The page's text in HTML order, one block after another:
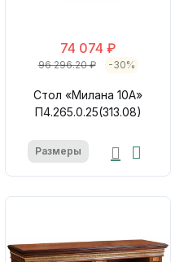
74 074 ₽
96 296.20 ₽ -30%
Стол «Милана 10А»
П4.265.0.25(313.08)
Размеры